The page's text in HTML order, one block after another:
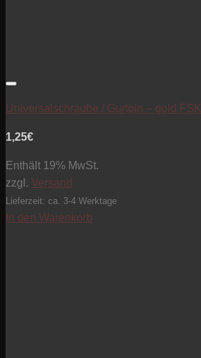
Universalschraube / Gurtpin – gold FSK
1,25€
Enthält 19% MwSt.
zzgl. Versand
Lieferzeit: ca. 3-4 Werktage
In den Warenkorb